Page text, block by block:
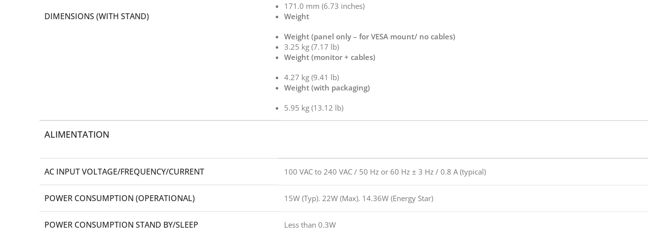
DIMENSIONS (WITH STAND)
171.0 mm (6.73 inches)
Weight
Weight (panel only – for VESA mount/ no cables)
3.25 kg (7.17 lb)
Weight (monitor + cables)
4.27 kg (9.41 lb)
Weight (with packaging)
5.95 kg (13.12 lb)
ALIMENTATION
AC INPUT VOLTAGE/FREQUENCY/CURRENT 100 VAC to 240 VAC / 50 Hz or 60 Hz ± 3 Hz / 0.8 A (typical)
POWER CONSUMPTION (OPERATIONAL) 15W (Typ). 22W (Max). 14.36W (Energy Star)
POWER CONSUMPTION STAND BY/SLEEP Less than 0.3W